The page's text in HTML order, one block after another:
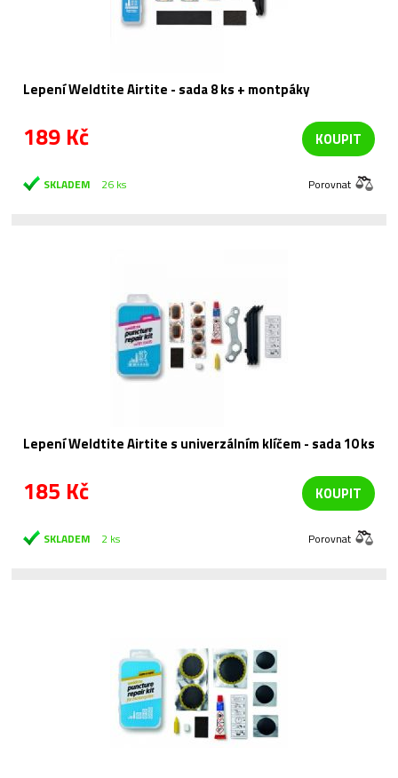
Lepení Weldtite Airtite - sada 8 ks + montpáky
189 Kč KOUPIT
SKLADEM 26 ks Porovnat
Lepení Weldtite Airtite s univerzálním klíčem - sada 10 ks
185 Kč KOUPIT
SKLADEM 2 ks Porovnat